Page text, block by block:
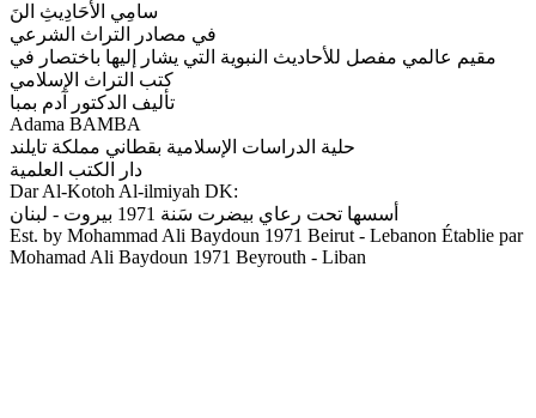
سامِي الأَحَادِيثِ النَ
في مصادر التراث الشرعي
مقيم عالمي مفصل للأحاديث النبوية التي يشار إليها باختصار في
كتب التراث الإسلامي
تألیف الدكتور آدم بمبا
Adama BAMBA
حلية الدراسات الإسلامية بقطاني مملكة تايلند
دار الكتب العلمية
Dar Al-Kotoh Al-ilmiyah DK:
أسسها تحت رعاي بيضرت سَنة 1971 بيروت - لبنان
Est. by Mohammad Ali Baydoun 1971 Beirut - Lebanon Établie par
Mohamad Ali Baydoun 1971 Beyrouth - Liban